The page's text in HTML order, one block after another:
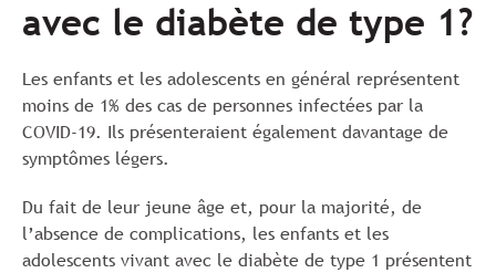
avec le diabète de type 1?
Les enfants et les adolescents en général représentent
moins de 1% des cas de personnes infectées par la
COVID-19. Ils présenteraient également davantage de
symptômes légers.
Du fait de leur jeune âge et, pour la majorité, de
l’absence de complications, les enfants et les
adolescents vivant avec le diabète de type 1 présentent